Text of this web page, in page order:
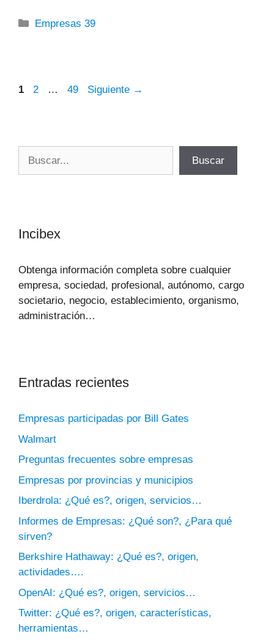
Categorías
Empresas 39
Página
1 Página
2 … Página
49 Siguiente →
Buscar
Incibex
Obtenga información completa sobre cualquier
empresa, sociedad, profesional, autónomo, cargo
societario, negocio, establecimiento, organismo,
administración…
Entradas recientes
Empresas participadas por Bill Gates
Walmart
Preguntas frecuentes sobre empresas
Empresas por provincias y municipios
Iberdrola: ¿Qué es?, origen, servicios…
Informes de Empresas: ¿Qué son?, ¿Para qué
sirven?
Berkshire Hathaway: ¿Qué es?, origen,
actividades….
OpenAI: ¿Qué es?, origen, servicios…
Twitter: ¿Qué es?, origen, características,
herramientas…